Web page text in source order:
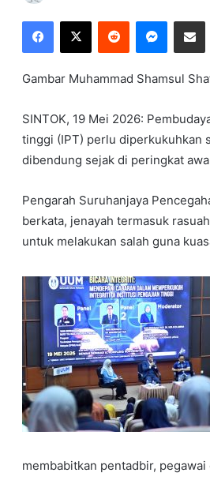
Gambar Muhammad Shamsul
SINTOK, 19 Mei 2026:
tinggi (IPT) perlu diperkukuhkan
dibendung sejak di peringkat
Pengarah Suruhanjaya
berkata, jenayah termasuk
untuk melakukan salah guna
membabitkan pentadbir,